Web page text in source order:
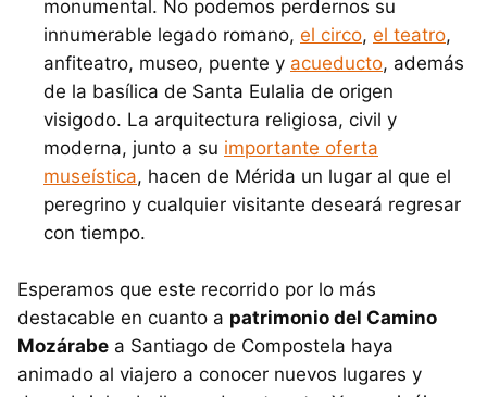
monumental. No podemos perdernos su
innumerable legado romano, el circo, el teatro,
anfiteatro, museo, puente y acueducto, además
de la basílica de Santa Eulalia de origen
visigodo. La arquitectura religiosa, civil y
moderna, junto a su importante oferta
museística, hacen de Mérida un lugar al que el
peregrino y cualquier visitante deseará regresar
con tiempo.
Esperamos que este recorrido por lo más
destacable en cuanto a patrimonio del Camino
Mozárabe a Santiago de Compostela haya
animado al viajero a conocer nuevos lugares y